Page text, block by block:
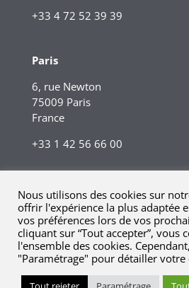
+33 4 72 52 39 39
Paris
6, rue Newton
75009 Paris
France
+33 1 42 56 66 00
© 2023 Kreaxi. Tous droits
Nous utilisons des cookies sur
offrir l'expérience la plus adaptée
vos préférences lors de vos
cliquant sur “Tout accepter”, vous
l'ensemble des cookies.
"Paramétrage" pour détailler votre